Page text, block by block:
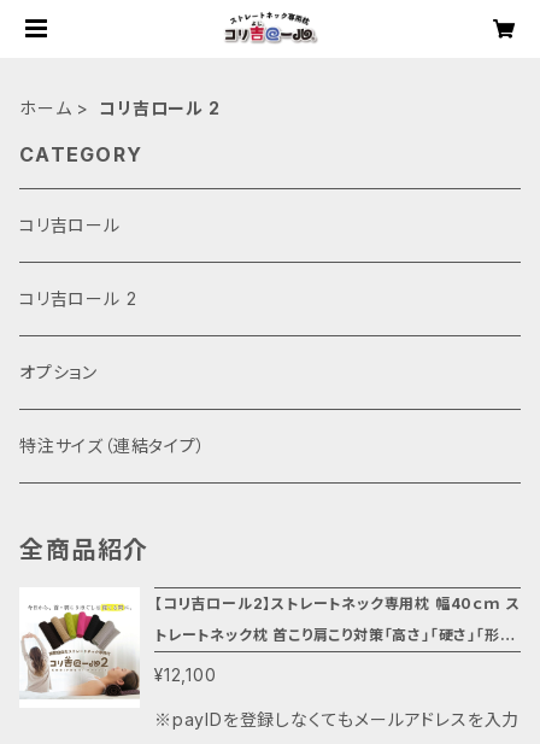
ホーム コリ吉ロール 2
CATEGORY
コリ吉ロール
コリ吉ロール 2
オプション
特注サイズ（連結タイプ）
全商品紹介
【コリ吉ロール2】ストレートネック専用枕 幅40ｃｍ ス
トレートネック枕 首こり肩こり対策「高さ」「硬さ」「形
状」調整 自由自在 「抗菌」「防臭」洗濯可能
¥12,100
※payIDを登録しなくてもメールアドレスを入力